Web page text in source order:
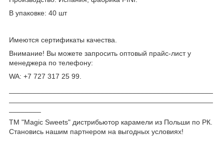
В упаковке: 40 шт
Имеются сертификаты качества.
Внимание! Вы можете запросить оптовый прайс-лист у
менеджера по телефону:
WA: +7 727 317 25 99.
ТМ "Magic Sweets" дистрибьютор карамели из Польши по РК.
Становись нашим партнером на выгодных условиях!